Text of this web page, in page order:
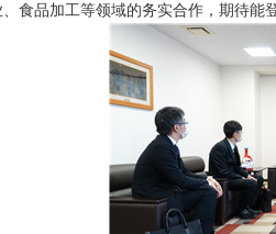
食品加工等领域的务实合作，期待